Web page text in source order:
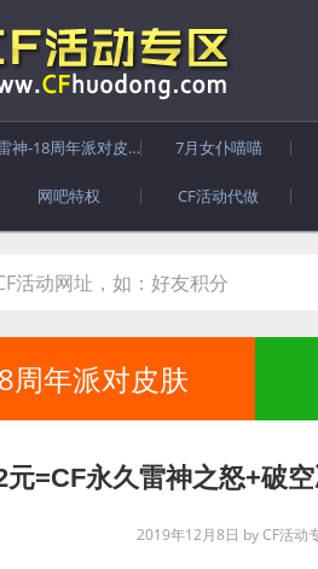
雷神-18周年派对皮肤 7月女仆喵喵
网吧特权 CF活动代做
周年派对皮肤
元=CF永久雷神之怒+破
2019年12月8日 byCF活动